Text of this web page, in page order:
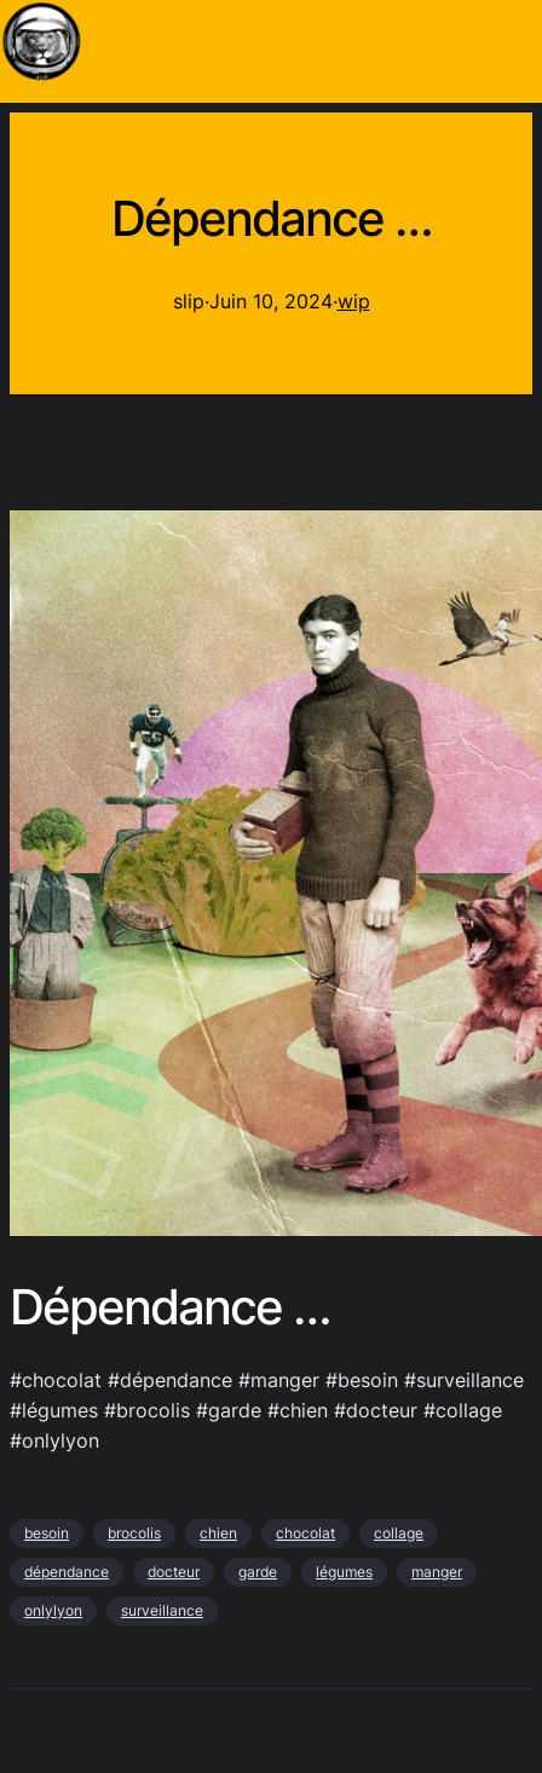
Dépendance …
slip·Juin 10, 2024·wip
Dépendance …
#chocolat #dépendance #manger #besoin #surveillance
#légumes #brocolis #garde #chien #docteur #collage
#onlylyon
besoin brocolis chien chocolat collage
dépendance docteur garde légumes manger
onlylyon surveillance